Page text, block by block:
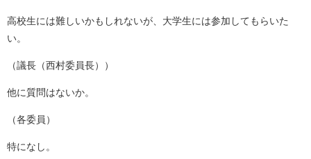
高校生には難しいかもしれないが、大学生には参加してもらいた
い。
（議長（西村委員長））
他に質問はないか。
（各委員）
特になし。